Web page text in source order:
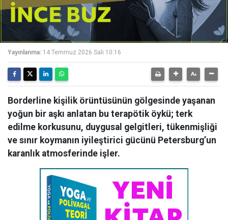
Yayınlanma: 14 Temmuz 2026 Salı 10:16
Borderline kişilik örüntüsünün gölgesinde yaşanan
yoğun bir aşkı anlatan bu terapötik öykü; terk
edilme korkusunu, duygusal gelgitleri, tükenmişliği
ve sınır koymanın iyileştirici gücünü Petersburg’un
karanlık atmosferinde işler.